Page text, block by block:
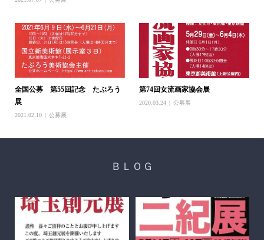
全国公募 第55回記念 たぶろう
展
2021.02.10 公募展
第74回女流画家協会展
2020.03.24 公募展
ＢＬＯＧ